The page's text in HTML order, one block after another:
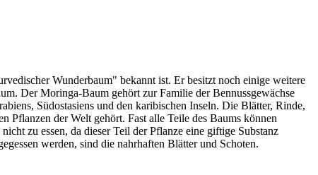
Wunderbaum" bekannt ist. Er besitzt noch einige weitere
Der Moringa-Baum gehört zur Familie der Bennussgewächse
Südostasiens und den karibischen Inseln. Die Blätter, Rinde,
Pflanzen der Welt gehört. Fast alle Teile des Baums können
zu essen, da dieser Teil der Pflanze eine giftige Substanz
werden, sind die nahrhaften Blätter und Schoten.